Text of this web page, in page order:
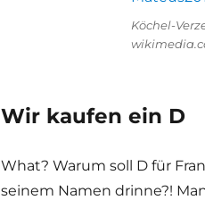
Köchel-
Wir kaufen ein D
What? Warum soll D für
seinem Namen drinne?!